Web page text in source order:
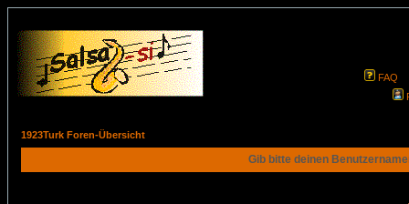
FAQ
1923Turk Foren-Übersicht
Gib bitte deinen